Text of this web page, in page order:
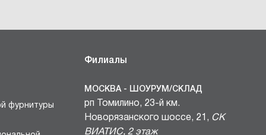
фурнитуры
Филиалы
МОСКВА - ШОУРУМ/СКЛАД
рп Томилино, 23-й км.
Новорязанского шоссе, 21, СК
ВИАТИС, 2 этаж